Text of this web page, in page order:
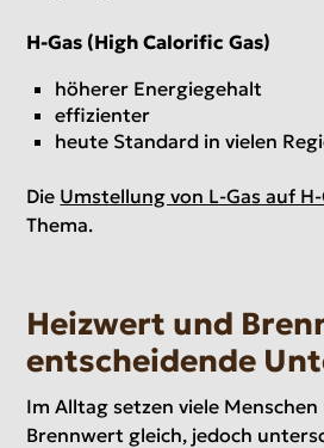
H-Gas (High Calorific Gas)
höherer Energiegehalt
effizienter
heute Standard in vielen
Die Umstellung von L-Gas auf H-
Thema.
Heizwert und
entscheidende
Im Alltag setzen viele
Brennwert gleich, jedoch